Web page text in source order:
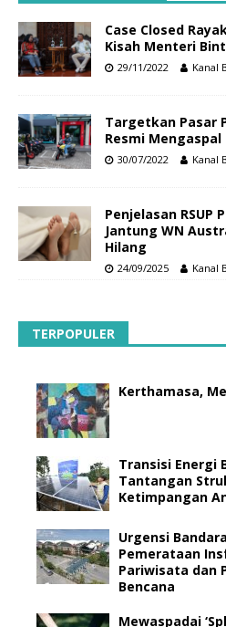
Case Closed
Kisah Menteri
29/11/2022 Kanal
Targetkan Pasar
Resmi Mengaspal
30/07/2022 Kanal
Penjelasan RSUP
Jantung WN
Hilang
24/09/2025 Kanal
TERPOPULER
Kerthamasa,
Transisi Energi
Tantangan
Ketimpangan
Urgensi
Pemerataan
Pariwisata dan
Bencana
Mewaspadai